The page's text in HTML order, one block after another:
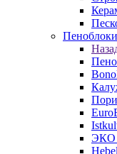
Пеноблоки
ЭКО